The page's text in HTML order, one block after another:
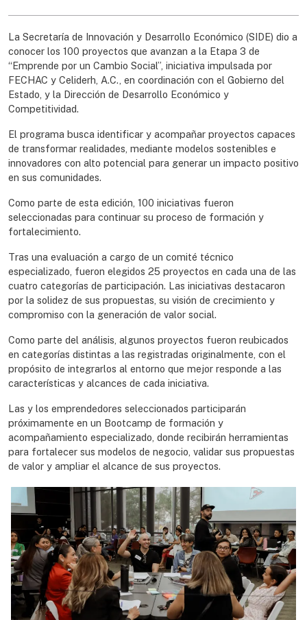
La Secretaría de Innovación y Desarrollo Económico (SIDE) dio a
conocer los 100 proyectos que avanzan a la Etapa 3 de
“Emprende por un Cambio Social”, iniciativa impulsada por
FECHAC y Celiderh, A.C., en coordinación con el Gobierno del
Estado, y la Dirección de Desarrollo Económico y
Competitividad.
El programa busca identificar y acompañar proyectos capaces
de transformar realidades, mediante modelos sostenibles e
innovadores con alto potencial para generar un impacto positivo
en sus comunidades.
Como parte de esta edición, 100 iniciativas fueron
seleccionadas para continuar su proceso de formación y
fortalecimiento.
Tras una evaluación a cargo de un comité técnico
especializado, fueron elegidos 25 proyectos en cada una de las
cuatro categorías de participación. Las iniciativas destacaron
por la solidez de sus propuestas, su visión de crecimiento y
compromiso con la generación de valor social.
Como parte del análisis, algunos proyectos fueron reubicados
en categorías distintas a las registradas originalmente, con el
propósito de integrarlos al entorno que mejor responde a las
características y alcances de cada iniciativa.
Las y los emprendedores seleccionados participarán
próximamente en un Bootcamp de formación y
acompañamiento especializado, donde recibirán herramientas
para fortalecer sus modelos de negocio, validar sus propuestas
de valor y ampliar el alcance de sus proyectos.